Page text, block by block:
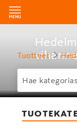
Tuotteet